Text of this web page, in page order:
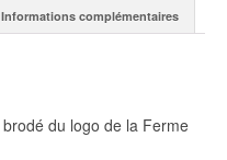
Informations complémentaires
brodé du logo de la Ferme